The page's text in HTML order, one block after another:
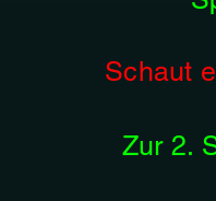
Schaut
Zur 2.